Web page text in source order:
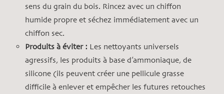
sens du grain du bois. Rincez avec un chiffon
humide propre et séchez immédiatement avec un
chiffon sec.
Produits à éviter : Les nettoyants universels
agressifs, les produits à base d’ammoniaque, de
silicone (ils peuvent créer une pellicule grasse
difficile à enlever et empêcher les futures retouches